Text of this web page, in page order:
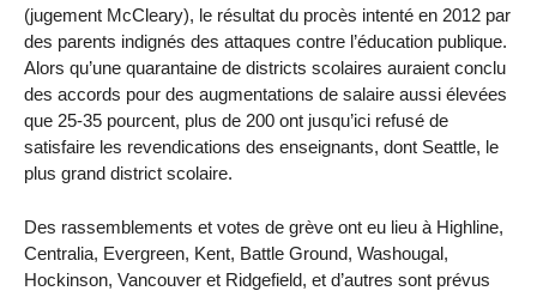
(jugement McCleary), le résultat du procès intenté en 2012 par
des parents indignés des attaques contre l’éducation publique.
Alors qu’une quarantaine de districts scolaires auraient conclu
des accords pour des augmentations de salaire aussi élevées
que 25-35 pourcent, plus de 200 ont jusqu’ici refusé de
satisfaire les revendications des enseignants, dont Seattle, le
plus grand district scolaire.
Des rassemblements et votes de grève ont eu lieu à Highline,
Centralia, Evergreen, Kent, Battle Ground, Washougal,
Hockinson, Vancouver et Ridgefield, et d’autres sont prévus